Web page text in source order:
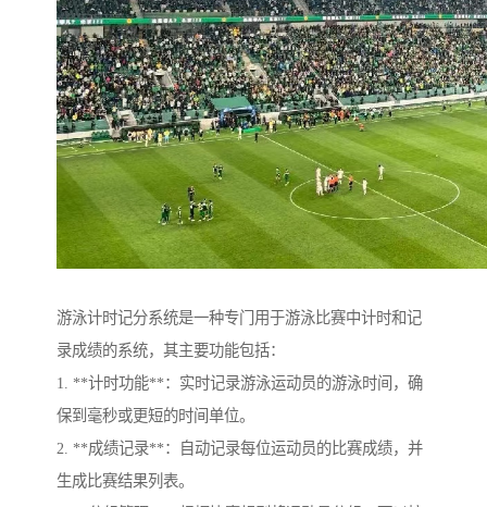
游泳计时记分系统是一种专门用于游泳比赛中计时和记
录成绩的系统，其主要功能包括：
1. **计时功能**：实时记录游泳运动员的游泳时间，确
保到毫秒或更短的时间单位。
2. **成绩记录**：自动记录每位运动员的比赛成绩，并
生成比赛结果列表。